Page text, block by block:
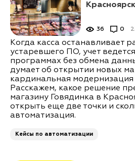
Красноярск
36 0
Когда касса останавливает
устаревшего ПО, учет
программах без обмена
думает об открытии новых
кардинальная модернизация
Расскажем, какое решение
магазину Говядинка в
открыть еще две точки и
автоматизация.
Кейсы по автоматизации